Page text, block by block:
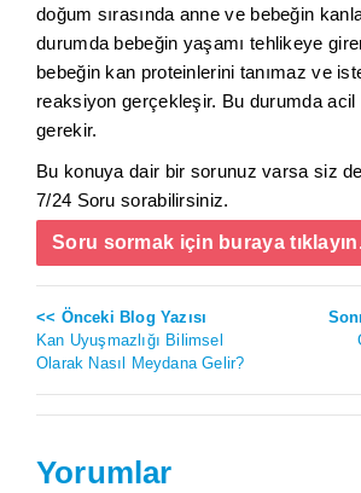
doğum sırasında anne ve bebeğin
durumda bebeğin yaşamı tehlikeye
bebeğin kan proteinlerini tanımaz ve
reaksiyon gerçekleşir. Bu durumda acil
gerekir.
Bu konuya dair bir sorunuz varsa siz
7/24 Soru sorabilirsiniz.
Soru sormak için buraya
<< Önceki Blog Yazısı
Kan Uyuşmazlığı Bilimsel
Olarak Nasıl Meydana Gelir?
Yorumlar